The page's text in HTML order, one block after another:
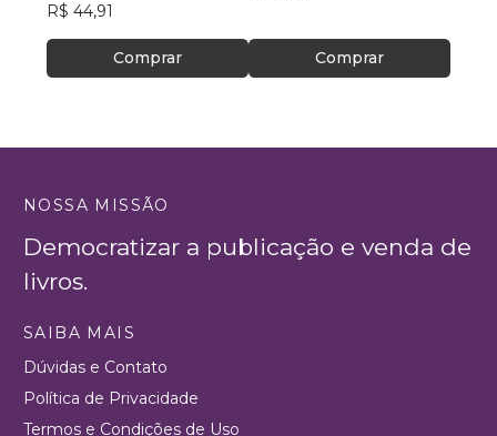
R$ 44,91
Comprar Comprar
NOSSA MISSÃO
Democratizar a publicação e venda de
livros.
SAIBA MAIS
Dúvidas e Contato
Política de Privacidade
Termos e Condições de Uso